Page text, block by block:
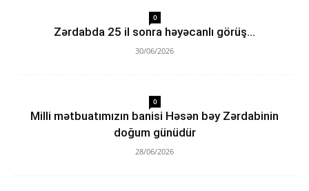
0
Zərdabda 25 il sonra həyəcanlı görüş…
30/06/2026
0
Milli mətbuatımızın banisi Həsən bəy Zərdabinin
doğum günüdür
28/06/2026